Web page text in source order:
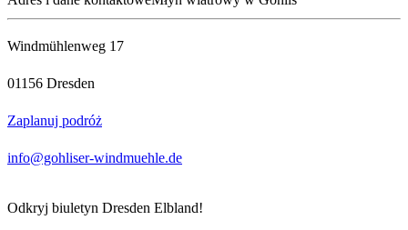
Windmühlenweg 17
01156 Dresden
Zaplanuj podróż
info@gohliser-windmuehle.de
Odkryj biuletyn Dresden Elbland!